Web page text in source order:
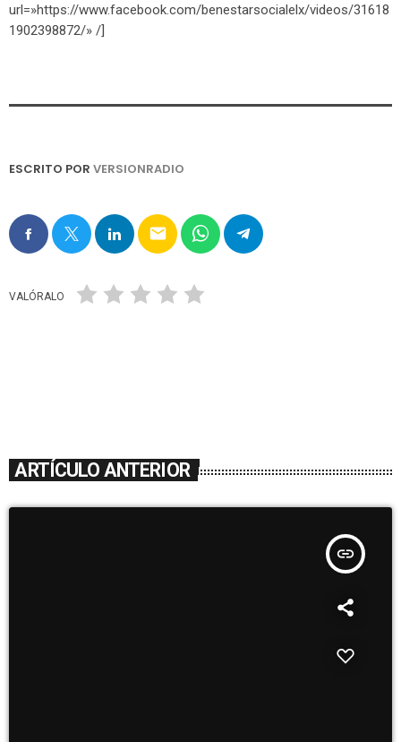
url=»https://www.facebook.com/benestarsocialelx/videos/31618
1902398872/» /]
ESCRITO POR VERSIONRADIO
email
VALÓRALO
ARTÍCULO ANTERIOR
insert_link